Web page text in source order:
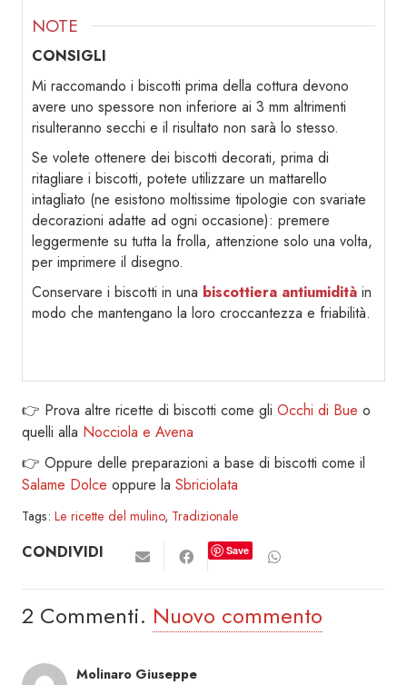
NOTE
CONSIGLI
Mi raccomando i biscotti prima della cottura devono
avere uno spessore non inferiore ai 3 mm altrimenti
risulteranno secchi e il risultato non sarà lo stesso.
Se volete ottenere dei biscotti decorati, prima di
ritagliare i biscotti, potete utilizzare un mattarello
intagliato (ne esistono moltissime tipologie con svariate
decorazioni adatte ad ogni occasione): premere
leggermente su tutta la frolla, attenzione solo una volta,
per imprimere il disegno.
Conservare i biscotti in una biscottiera antiumidità in
modo che mantengano la loro croccantezza e friabilità.
👉 Prova altre ricette di biscotti come gli Occhi di Bue o
quelli alla Nocciola e Avena
👉 Oppure delle preparazioni a base di biscotti come il
Salame Dolce oppure la Sbriciolata
Tags: Le ricette del mulino, Tradizionale
CONDIVIDI Save
2 Commenti. Nuovo commento
Molinaro Giuseppe